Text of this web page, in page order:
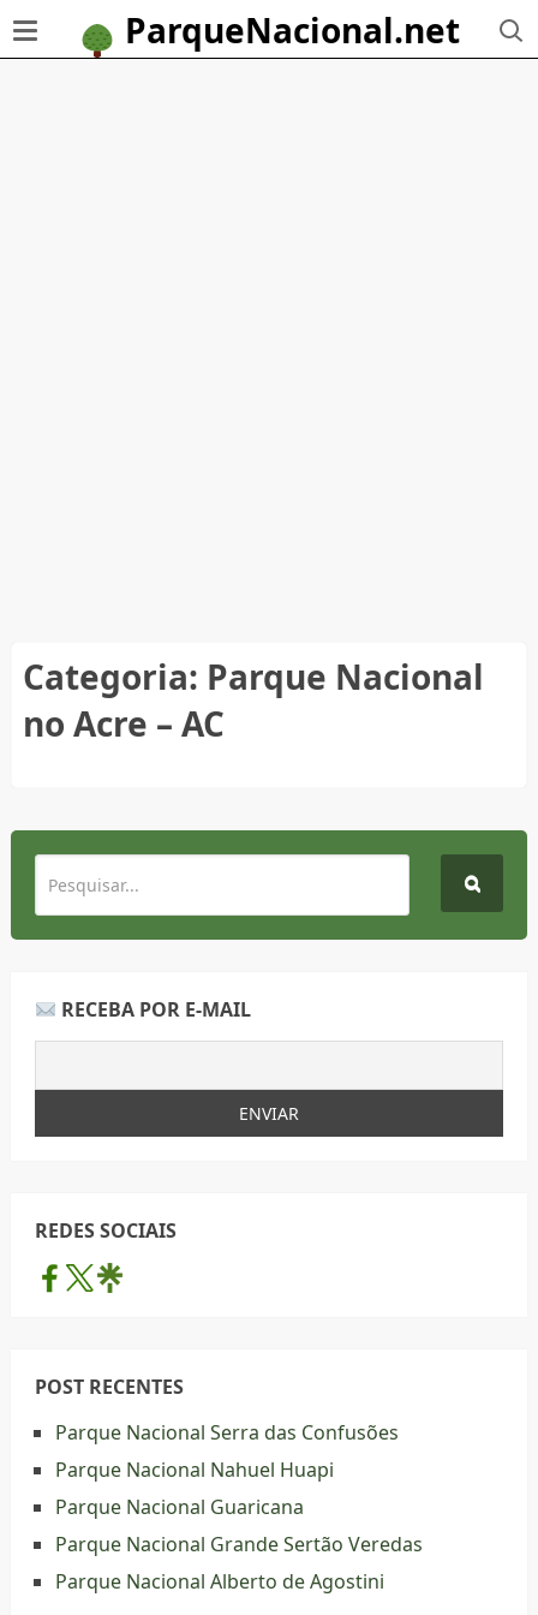
ParqueNacional.net
Categoria: Parque Nacional
no Acre – AC
RECEBA POR E-MAIL
REDES SOCIAIS
POST RECENTES
Parque Nacional Serra das Confusões
Parque Nacional Nahuel Huapi
Parque Nacional Guaricana
Parque Nacional Grande Sertão Veredas
Parque Nacional Alberto de Agostini